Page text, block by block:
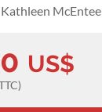
Kathleen McEntee
US$